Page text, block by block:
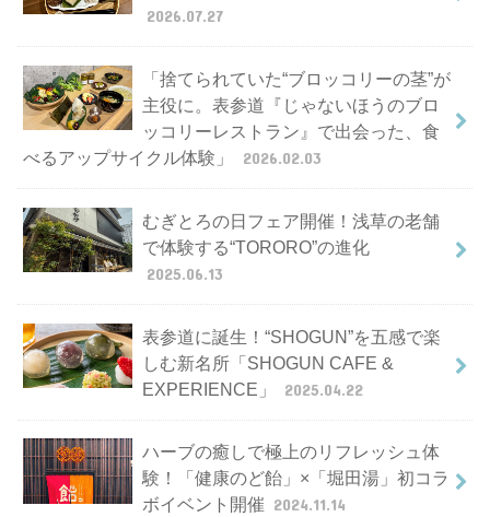
2026.07.27
「捨てられていた“ブロッコリーの茎”が
主役に。表参道『じゃないほうのブロ
ッコリーレストラン』で出会った、食
べるアップサイクル体験」
2026.02.03
むぎとろの日フェア開催！浅草の老舗
で体験する“TORORO”の進化
2025.06.13
表参道に誕生！“SHOGUN”を五感で楽
しむ新名所「SHOGUN CAFE &
EXPERIENCE」
2025.04.22
ハーブの癒しで極上のリフレッシュ体
験！「健康のど飴」×「堀田湯」初コラ
ボイベント開催 2024.11.14